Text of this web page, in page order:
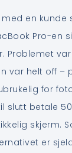
med en
Pro-en
Problemet
var helt off –
for
slutt betale
skjerm.
er